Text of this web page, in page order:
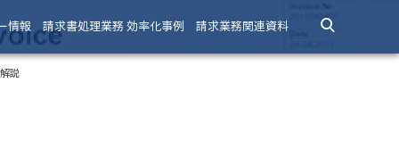
情報 請求書処理業務 効率化事例 請求業務関連資料
説